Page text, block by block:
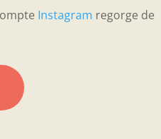
Instagram regorge de